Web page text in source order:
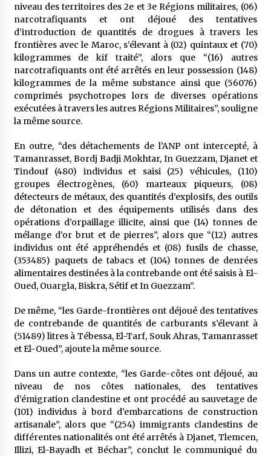
niveau des territoires des 2e et 3e Régions militaires, (06)
narcotrafiquants et ont déjoué des tentatives
d’introduction de quantités de drogues à travers les
frontières avec le Maroc, s’élevant à (02) quintaux et (70)
kilogrammes de kif traité”, alors que “(16) autres
narcotrafiquants ont été arrêtés en leur possession (148)
kilogrammes de la même substance ainsi que (56076)
comprimés psychotropes lors de diverses opérations
exécutées à travers les autres Régions Militaires”, souligne
la même source.
En outre, “des détachements de l’ANP ont intercepté, à
Tamanrasset, Bordj Badji Mokhtar, In Guezzam, Djanet et
Tindouf (480) individus et saisi (25) véhicules, (110)
groupes électrogènes, (60) marteaux piqueurs, (08)
détecteurs de métaux, des quantités d’explosifs, des outils
de détonation et des équipements utilisés dans des
opérations d’orpaillage illicite, ainsi que (14) tonnes de
mélange d’or brut et de pierres”, alors que “(12) autres
individus ont été appréhendés et (08) fusils de chasse,
(353485) paquets de tabacs et (104) tonnes de denrées
alimentaires destinées à la contrebande ont été saisis à El-
Oued, Ouargla, Biskra, Sétif et In Guezzam”.
De même, “les Garde-frontières ont déjoué des tentatives
de contrebande de quantités de carburants s’élevant à
(51489) litres à Tébessa, El-Tarf, Souk Ahras, Tamanrasset
et El-Oued”, ajoute la même source.
Dans un autre contexte, “les Garde-côtes ont déjoué, au
niveau de nos côtes nationales, des tentatives
d’émigration clandestine et ont procédé au sauvetage de
(101) individus à bord d’embarcations de construction
artisanale”, alors que “(254) immigrants clandestins de
différentes nationalités ont été arrêtés à Djanet, Tlemcen,
Illizi, El-Bayadh et Béchar”, conclut le communiqué du